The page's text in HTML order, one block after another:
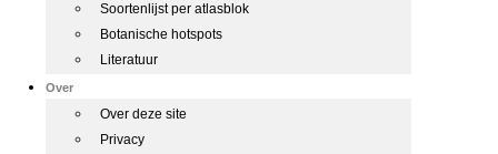
Soortenlijst per atlasblok
Botanische hotspots
Literatuur
Over
Over deze site
Privacy